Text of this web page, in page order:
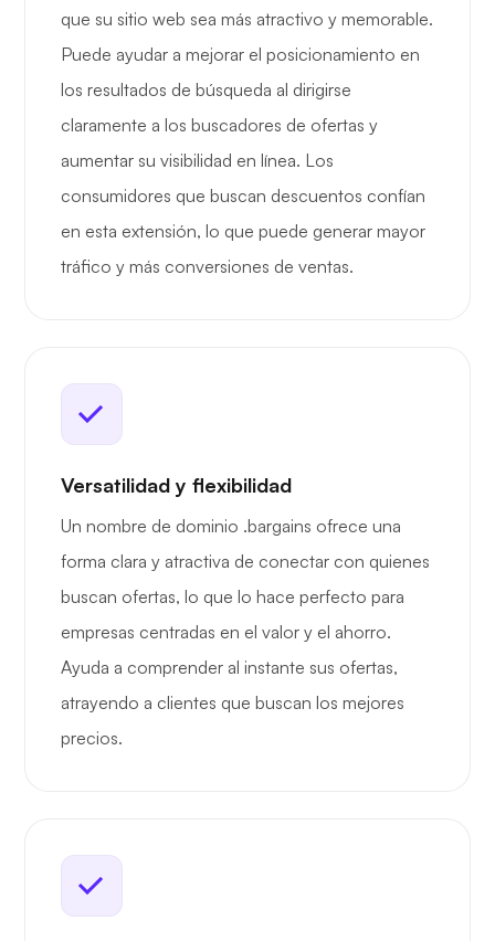
que su sitio web sea más atractivo y memorable.
Puede ayudar a mejorar el posicionamiento en
los resultados de búsqueda al dirigirse
claramente a los buscadores de ofertas y
aumentar su visibilidad en línea. Los
consumidores que buscan descuentos confían
en esta extensión, lo que puede generar mayor
tráfico y más conversiones de ventas.
Versatilidad y flexibilidad
Un nombre de dominio .bargains ofrece una
forma clara y atractiva de conectar con quienes
buscan ofertas, lo que lo hace perfecto para
empresas centradas en el valor y el ahorro.
Ayuda a comprender al instante sus ofertas,
atrayendo a clientes que buscan los mejores
precios.